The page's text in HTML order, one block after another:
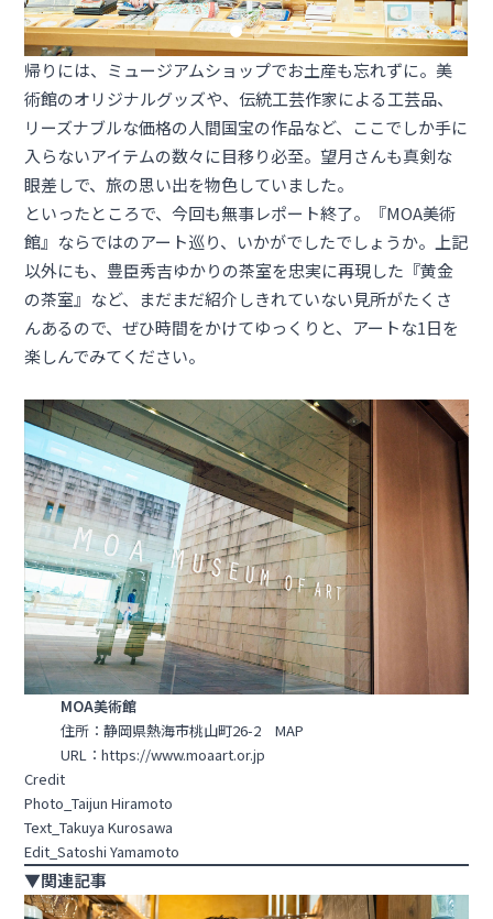
帰りには、ミュージアムショップでお土産も忘れずに。美
術館のオリジナルグッズや、伝統工芸作家による工芸品、
リーズナブルな価格の人間国宝の作品など、ここでしか手に
入らないアイテムの数々に目移り必至。望月さんも真剣な
眼差しで、旅の思い出を物色していました。
といったところで、今回も無事レポート終了。『MOA美術
館』ならではのアート巡り、いかがでしたでしょうか。上記
以外にも、豊臣秀吉ゆかりの茶室を忠実に再現した『黄金
の茶室』など、まだまだ紹介しきれていない見所がたくさ
んあるので、ぜひ時間をかけてゆっくりと、アートな1日を
楽しんでみてください。
MOA美術館
住所：静岡県熱海市桃山町26-2 MAP
URL： https://www.moaart.or.jp
Credit
Photo_Taijun Hiramoto
Text_Takuya Kurosawa
Edit_Satoshi Yamamoto
▼関連記事